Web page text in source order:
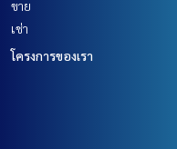
ขาย
เช่า
โครงการของเรา